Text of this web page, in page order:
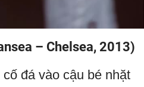
Video
– Chelsea, 2013)
đá vào cậu bé nhặt